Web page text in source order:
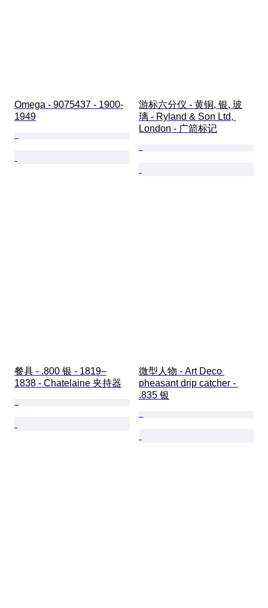
Omega - 9075437 - 1900-
1949
游标六分仪 - 黄铜, 银, 玻
璃 - Ryland & Son Ltd,
London - 广箭标记
餐具 - .800 银 - 1819–
1838 - Chatelaine 夹持器
微型人物 - Art Deco
pheasant drip catcher -
.835 银